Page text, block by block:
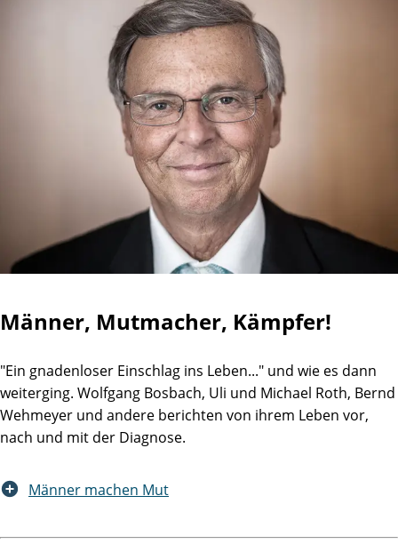
Männer, Mutmacher, Kämpfer!
"Ein gnadenloser Einschlag ins Leben..." und wie es dann
weiterging. Wolfgang Bosbach, Uli und Michael Roth, Bernd
Wehmeyer und andere berichten von ihrem Leben vor,
nach und mit der Diagnose.
Männer machen Mut